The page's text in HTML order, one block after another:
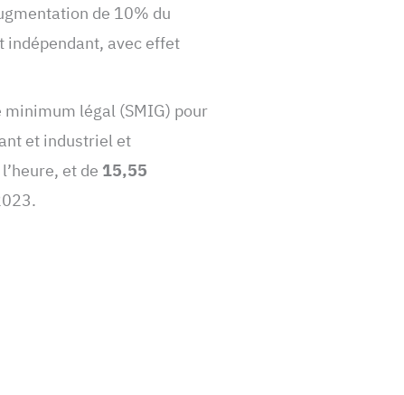
de 10% du
indépendant, avec effet
légal (SMIG) pour
et industriel et
et de 15,55